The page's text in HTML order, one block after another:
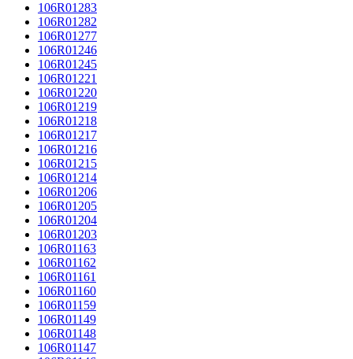
106R01283
106R01282
106R01277
106R01246
106R01245
106R01221
106R01220
106R01219
106R01218
106R01217
106R01216
106R01215
106R01214
106R01206
106R01205
106R01204
106R01203
106R01163
106R01162
106R01161
106R01160
106R01159
106R01149
106R01148
106R01147